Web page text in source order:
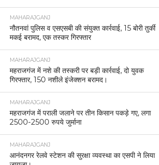
MAHARAJGANJ
नौतनवां पुलिस व एसएसबी की संयुक्त कार्रवाई, 15 बोरी तुर्की
मकई बरामद, एक तस्कर गिरफ्तार
MAHARAJGANJ
महराजगंज में नशे की तस्करी पर बड़ी कार्रवाई, दो युवक
गिरफ्तार, 150 नशीले इंजेक्शन बरामद।
MAHARAJGANJ
महराजगंज में पराली जलाने पर तीन किसान पकड़े गए, लगा
2500-2500 रुपये जुर्माना
MAHARAJGANJ
आनंदनगर रेलवे स्टेशन की सुरक्षा व्यवस्था का एसपी ने लिया